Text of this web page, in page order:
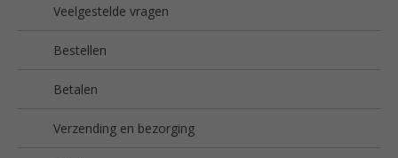
Veelgestelde vragen
Bestellen
Betalen
Verzending en bezorging